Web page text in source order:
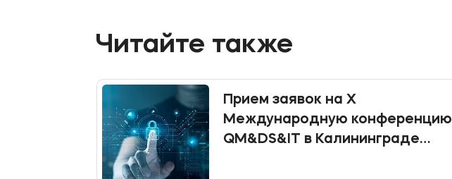
Читайте также
Прием заявок на X
Международную конференцию
QM&DS&IT в Калининграде